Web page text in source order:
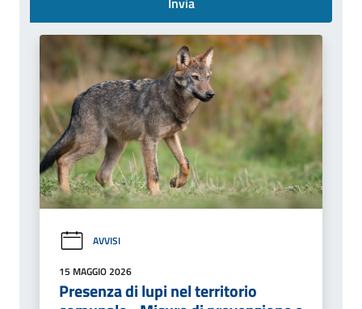
AVVISI
15 MAGGIO 2026
Presenza di lupi nel territorio